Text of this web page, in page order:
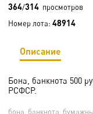
364/314 просмотров
Номер лота: 48914
Описание
Бона, банкнота 500
РСФСР.
бона, банкнота,